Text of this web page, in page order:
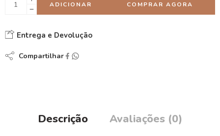
ADICIONAR COMPRAR AGORA
Entrega e Devolução
Compartilhar
Descrição Avaliações (0)